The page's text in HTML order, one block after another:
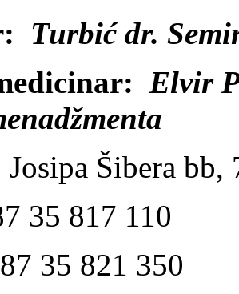
Turbić dr.
Elvir
Josipa Šibera bb,
35 817 110
35 821 350